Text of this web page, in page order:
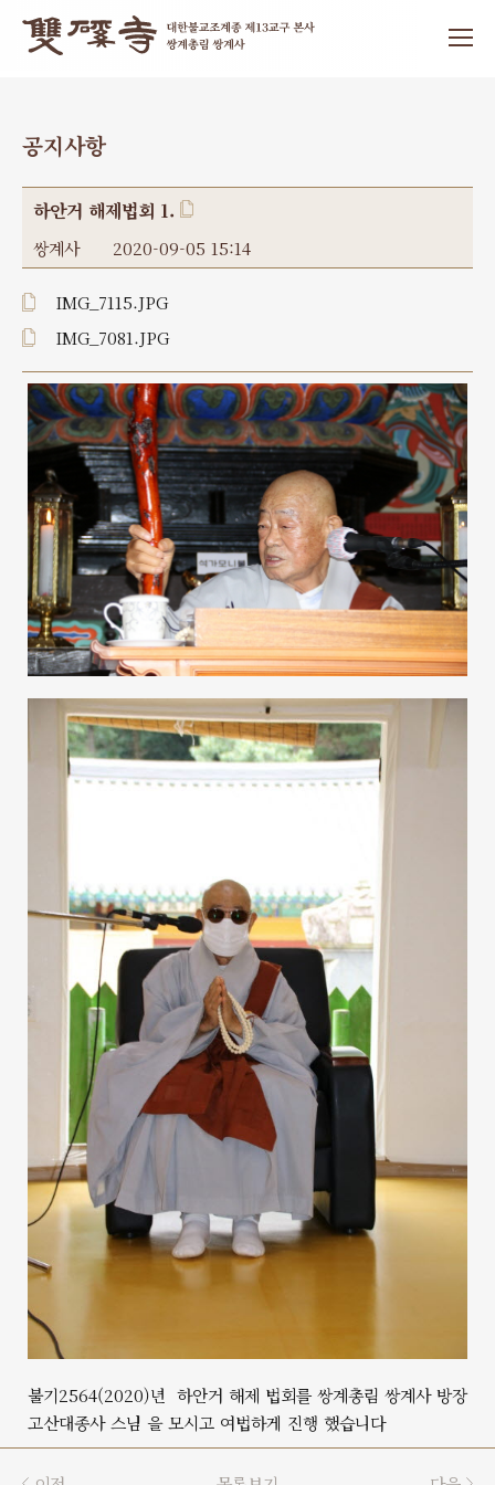
공지사항
하안거 해제법회 1.
쌍계사 2020-09-05 15:14
IMG_7115.JPG
IMG_7081.JPG
불기2564(2020)년 하안거 해제 법회를 쌍계총림 쌍계사 방장
고산대종사 스님 을 모시고 여법하게 진행 했습니다